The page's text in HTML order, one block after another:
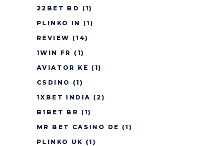
22BET BD (1)
PLINKO IN
(1)
REVIEW (14)
1WIN FR (1)
AVIATOR KE (1)
CSDINO (1)
1XBET INDIA (2)
B1BET BR (1)
MR BET CASINO DE (1)
PLINKO UK (1)